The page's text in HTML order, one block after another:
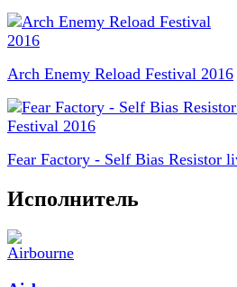
Arch Enemy Reload Festival 2016
Fear Factory - Self Bias Resistor
Исполнитель